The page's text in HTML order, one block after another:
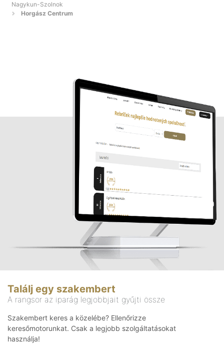
Nagykun-Szolnok
Horgász Centrum
Találj egy szakembert
A rangsor az iparág legjobbjait gyűjti össze
Szakembert keres a közelébe? Ellenőrizze
keresőmotorunkat. Csak a legjobb szolgáltatásokat
használja!